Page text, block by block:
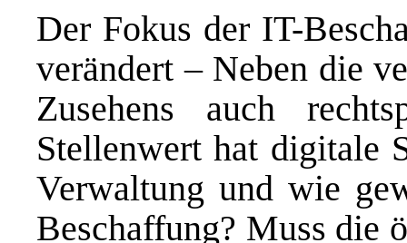
Der Fokus der IT-
verändert – Neben die
Zusehens auch
Stellenwert hat digitale
Verwaltung und wie
Beschaffung? Muss die